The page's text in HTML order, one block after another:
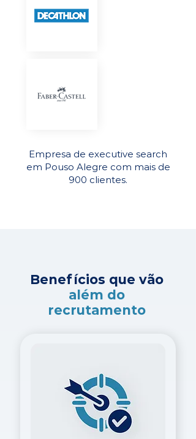
Empresa de executive search
em Pouso Alegre com mais de
900 clientes.
Benefícios que vão
além do
recrutamento